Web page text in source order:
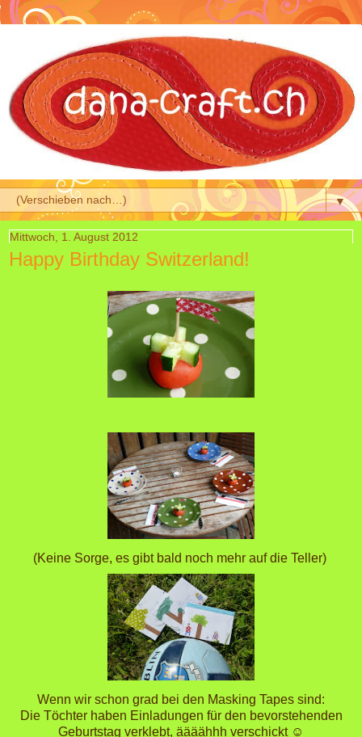
▼
Mittwoch, 1. August 2012
Happy Birthday Switzerland!
(Keine Sorge, es gibt bald noch mehr auf die Teller)
Wenn wir schon grad bei den Masking Tapes sind:
Die Töchter haben Einladungen für den bevorstehenden
Geburtstag verklebt, äääähhh verschickt ☺